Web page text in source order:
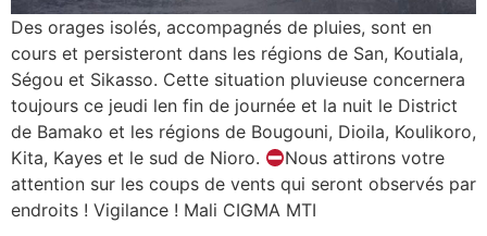
Des orages isolés, accompagnés de pluies, sont en
cours et persisteront dans les régions de San, Koutiala,
Ségou et Sikasso. Cette situation pluvieuse concernera
toujours ce jeudi len fin de journée et la nuit le District
de Bamako et les régions de Bougouni, Dioila, Koulikoro,
Kita, Kayes et le sud de Nioro.
Nous attirons votre
attention sur les coups de vents qui seront observés par
endroits ! Vigilance ! Mali CIGMA MTI